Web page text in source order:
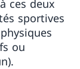
ces deux
sportives
ou